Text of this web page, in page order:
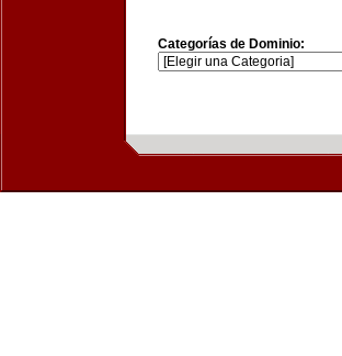
Categorías de Dominio: